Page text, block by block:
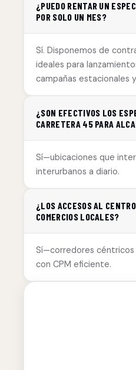
¿PUEDO RENTAR UN
POR SOLO UN MES?
Sí. Disponemos de
ideales para
campañas estacionales
¿SON EFECTIVOS LOS
CARRETERA 45 PARA
Sí—ubicaciones que
interurbanos a diario.
¿LOS ACCESOS AL
COMERCIOS LOCALES?
Sí—corredores
con CPM eficiente.